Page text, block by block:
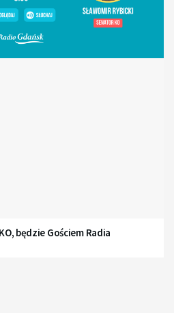
będzie Gościem Radia